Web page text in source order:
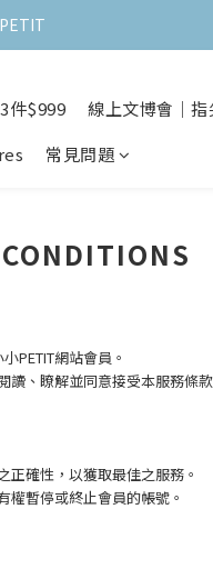
件$999
線上文博會｜
常見問題
PETIT網站會員。
、瞭解並同意接受本服務條
正確性，以獲取最佳之服務。
權暫停或終止會員的帳號。